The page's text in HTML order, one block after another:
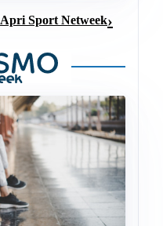
Apri Sport Netweek